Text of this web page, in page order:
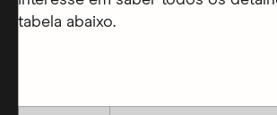
tabela abaixo.